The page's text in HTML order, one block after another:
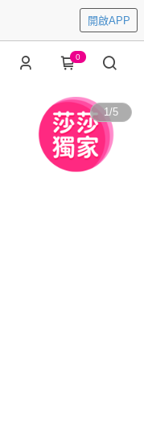
開啟APP
0
1/5